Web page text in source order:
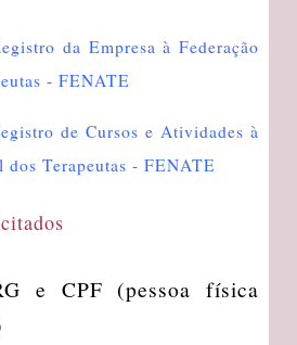
da Empresa à Federação
- FENATE
de Cursos e Atividades à
dos Terapeutas - FENATE
e CPF (pessoa física